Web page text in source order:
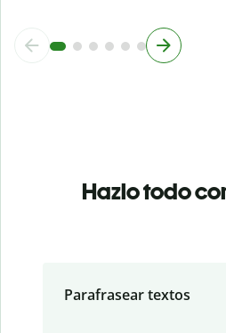
Hazlo todo
Parafrasear textos